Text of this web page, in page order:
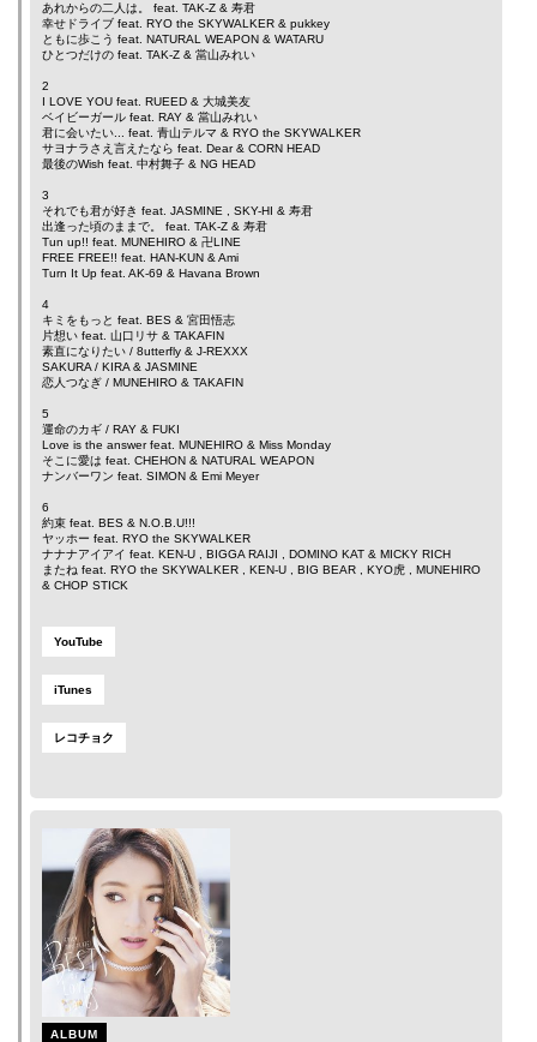
あれからの二人は。 feat. TAK-Z & 寿君
幸せドライブ feat. RYO the SKYWALKER & pukkey
ともに歩こう feat. NATURAL WEAPON & WATARU
ひとつだけの feat. TAK-Z & 當山みれい
2
I LOVE YOU feat. RUEED & 大城美友
ベイビーガール feat. RAY & 當山みれい
君に会いたい... feat. 青山テルマ & RYO the SKYWALKER
サヨナラさえ言えたなら feat. Dear& CORN HEAD
最後のWish feat. 中村舞子 & NG HEAD
3
それでも君が好き feat. JASMINE SKY-HI & 寿君
出逢った頃のままで。 feat. TAK-Z & 寿君
Tun up!! feat. MUNEHIRO & 卍LINE
FREE FREE!! feat. HAN-KUN & Ami
Turn It Up feat. AK-69 & Havana Brown
4
キミをもっと feat. BES & 宮田悟志
片想い feat. 山口リサ & TAKAFIN
素直になりたい / 8utterfly & J-REXXX
SAKURA / KIRA & JASMINE
恋人つなぎ / MUNEHIRO & TAKAFIN
5
運命のカギ / RAY & FUKI
Love is the answer feat. MUNEHIRO & Miss Monday
そこに愛は feat. CHEHON & NATURAL WEAPON
ナンバーワン feat. SIMON & Emi Meyer
6
約束 feat. BES & N.O.B.U!!!
ヤッホー feat. RYO the SKYWALKER
ナナナアイアイ feat. KEN-U BIGGA RAIJI DOMINO KAT & MICKY RICH
またね feat. RYO the SKYWALKER KEN-U BIG BEAR KYO虎
MUNEHIRO
& CHOP STICK
YouTube
iTunes
レコチョク
ALBUM